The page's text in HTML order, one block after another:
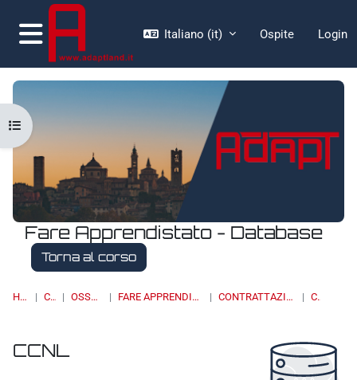
Vai al contenuto principale
Pannello laterale
Italiano ‎(it)‎ Ospite Login
Fare Apprendistato - Database
Torna al corso
HOME CORSI OSSERVATORI FARE APPRENDISTATO - DATABASE CONTRATTAZIONE COLLETTIVA CCNL
Apri indice del corso
CCNL